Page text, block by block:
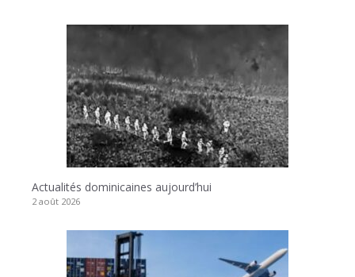
Actualités dominicaines aujourd’hui
2 août 2026